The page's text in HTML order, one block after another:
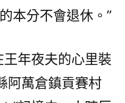
本分不會退休。”
王年夜夫的心里裝
阿萬倉鎮貢賽村